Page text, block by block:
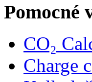
Pomocné
CO₂
Charge